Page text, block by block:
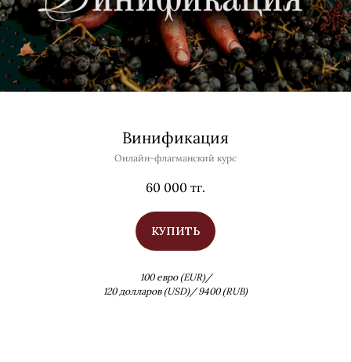
Винификация
Онлайн-флагманский курс
60 000 тг.
КУПИТЬ
100 евро (EUR)/
120 долларов (USD)/ 9400 (RUB)